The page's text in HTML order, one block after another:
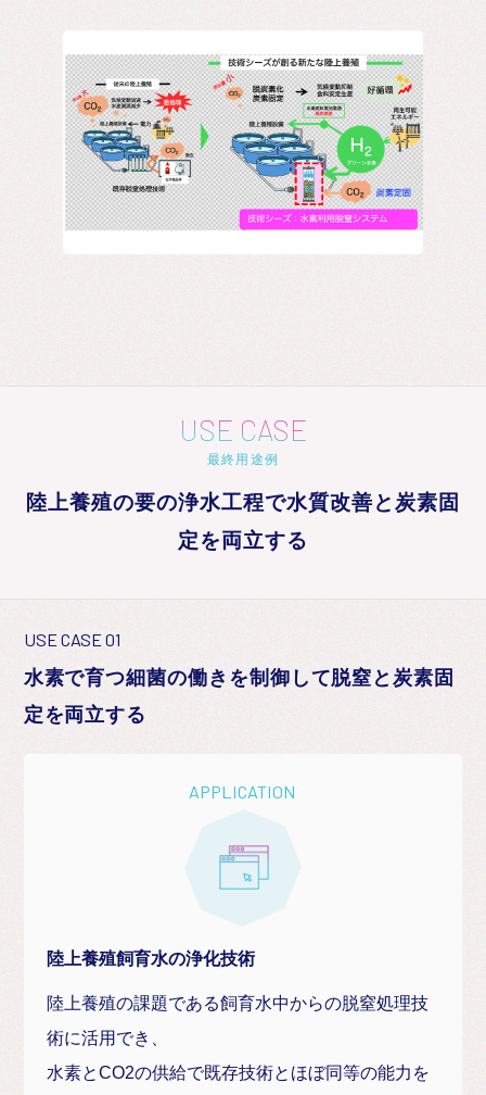
USE CASE
最終用途例
陸上養殖の要の浄水工程で水質改善と炭素固
定を両立する
USE CASE 01
水素で育つ細菌の働きを制御して脱窒と炭素固
定を両立する
APPLICATION
陸上養殖飼育水の浄化技術
陸上養殖の課題である飼育水中からの脱窒処理技
術に活用でき、
水素とCO2の供給で既存技術とほぼ同等の能力を